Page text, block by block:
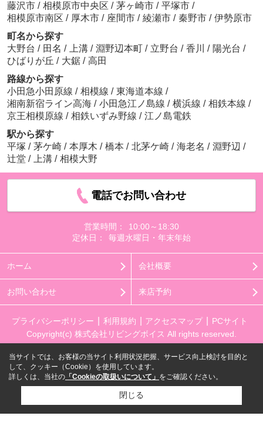
藤沢市 / 相模原市中央区 / 茅ヶ崎市 / 平塚市 /
相模原市南区 / 厚木市 / 座間市 / 綾瀬市 / 秦野市 / 伊勢原市
町名から探す
大野台 / 田名 / 上溝 / 淵野辺本町 / 立野台 / 香川 / 陽光台 /
ひばりが丘 / 大鋸 / 高田
路線から探す
小田急小田原線 / 相模線 / 東海道本線 /
湘南新宿ライン高海 / 小田急江ノ島線 / 横浜線 / 相鉄本線 /
京王相模原線 / 相鉄いずみ野線 / 江ノ島電鉄
駅から探す
平塚 / 茅ケ崎 / 本厚木 / 橋本 / 北茅ケ崎 / 海老名 / 淵野辺 /
辻堂 / 上溝 / 相模大野
電話でお問い合わせ
営業時間：
10:00～18:30
定休日：
毎週水曜日・年末年始
ホーム 会社概要
お問い合わせ 来店予約
プライバシーポリシー 利用規約 アクセスマップ
PCサイト
Copyright(c) 株式会社リビングボイス All rights reserved.
当サイトでは、お客様の当サイト利用状況把握、サービス向上検討を目的と
して、クッキー（Cookie）を使用しています。
詳しくは、当社の 「Cookieの取扱いについて」 をご確認ください。
閉じる